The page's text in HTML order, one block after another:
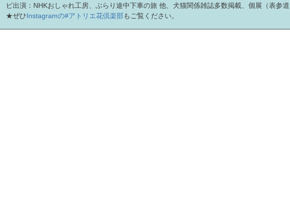
ビ出演：NHKおしゃれ工房、ぶらり途中下車の旅 他、犬猫関係雑誌多数掲載、個展（表参
★ぜひInstagramの#アトリエ花倶楽部もご覧ください。